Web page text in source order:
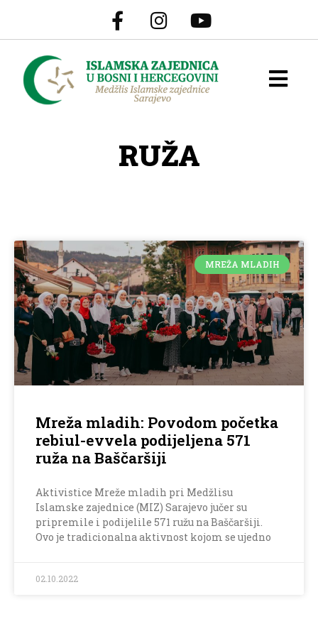
RUŽA
MREŽA MLADIH
Mreža mladih: Povodom početka
rebiul-evvela podijeljena 571
ruža na Baščaršiji
Aktivistice Mreže mladih pri Medžlisu
Islamske zajednice (MIZ) Sarajevo jučer su
pripremile i podijelile 571 ružu na Baščaršiji.
Ovo je tradicionalna aktivnost kojom se ujedno
02.10.2022